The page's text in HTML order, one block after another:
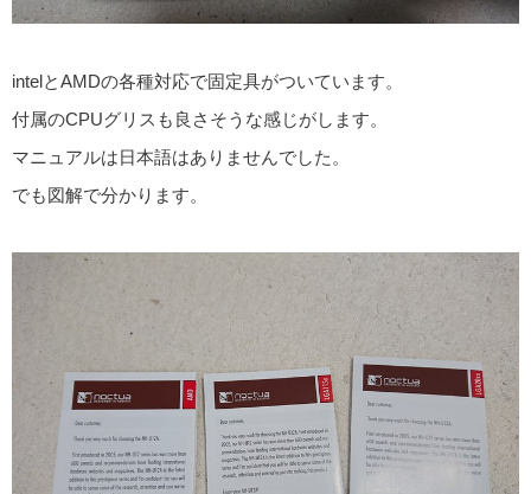
intelとAMDの各種対応で固定具がついています。
付属のCPUグリスも良さそうな感じがします。
マニュアルは日本語はありませんでした。
でも図解で分かります。